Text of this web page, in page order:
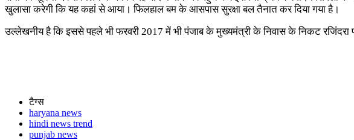
खुलासा करेगी कि यह कहां से आया। फिलहाल बम के आसपास सुरक्षा बल तैनात कर दिया गया है।
उल्लेखनीय है कि इससे पहले भी फरवरी 2017 में भी पंजाब के मुख्यमंत्री के निवास के निकट रजिंदरा
टैग्स
haryana news
hindi news trend
punjab news